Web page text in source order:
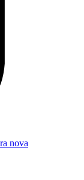
nova